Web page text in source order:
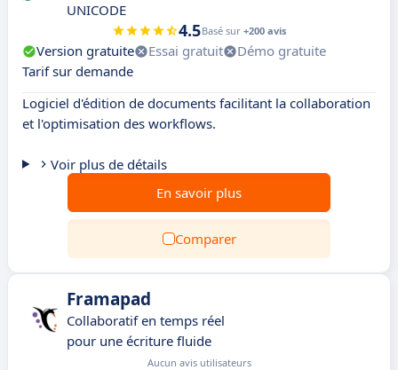
UNICODE
4.5Basé sur +200 avis
Version gratuite Essai gratuit
Démo gratuite
Tarif sur demande
Logiciel d'édition de documents facilitant la collaboration
et l'optimisation des workflows.
Voir plus de détails
En savoir plus
Comparer
Framapad
Collaboratif en temps réel
pour une écriture fluide
Aucun avis utilisateurs